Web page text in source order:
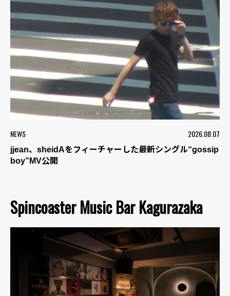
NEWS 2026.08.07
jjean、sheidAをフィーチャーした最新シングル“gossip
boy”MV公開
Spincoaster Music Bar Kagurazaka